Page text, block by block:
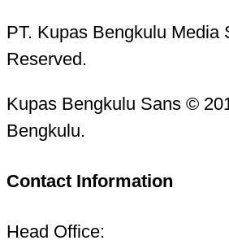
PT. Kupas Bengkulu Media
Reserved.
Kupas Bengkulu Sans ©
Bengkulu.
Contact Information
Head Office: